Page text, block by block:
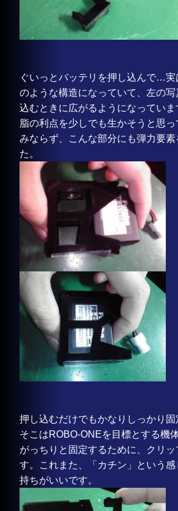
ぐいっとバッテリを押し込んで…実
のような構造になっていて、左の写
込むときに広がるようになってい
脂の利点を少しでも生かそうと思
みならず、こんな部分にも弾力要素
た。
押し込むだけでもかなりしっかり固
そこはROBO-ONEを目標とする機
がっちりと固定するために、クリッ
す。これまた、「カチン」という
持ちがいいです。